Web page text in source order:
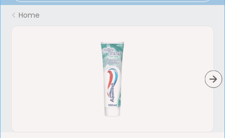
Home